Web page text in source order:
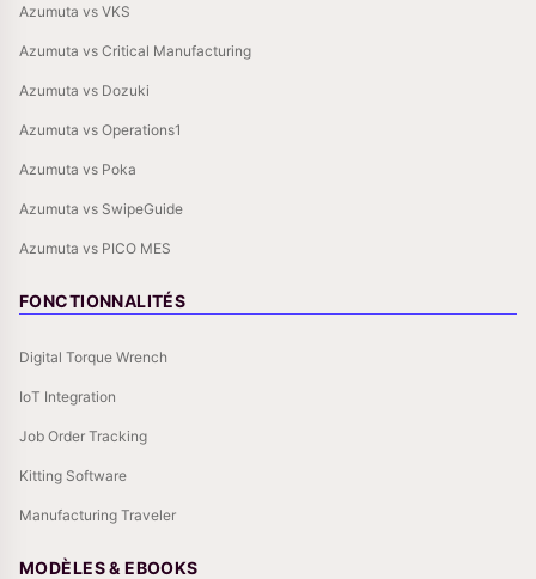
Azumuta vs VKS
Azumuta vs Critical Manufacturing
Azumuta vs Dozuki
Azumuta vs Operations1
Azumuta vs Poka
Azumuta vs SwipeGuide
Azumuta vs PICO MES
FONCTIONNALITÉS
Digital Torque Wrench
IoT Integration
Job Order Tracking
Kitting Software
Manufacturing Traveler
MODÈLES & EBOOKS